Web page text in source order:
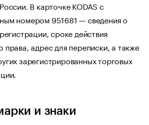
В карточке KODAS с
номером 951681 — сведения о
сроке действия
права, адрес для переписки, а также
зарегистрированных торговых
и знаки